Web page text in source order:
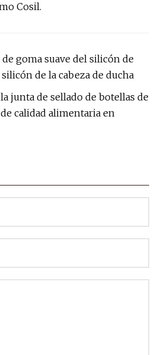
Cosil.
goma suave del silicón de
de la cabeza de ducha
junta de sellado de botellas de
calidad alimentaria en